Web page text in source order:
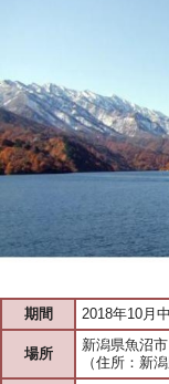
期間 2018年10月
場所
新潟県魚沼
（住所：新